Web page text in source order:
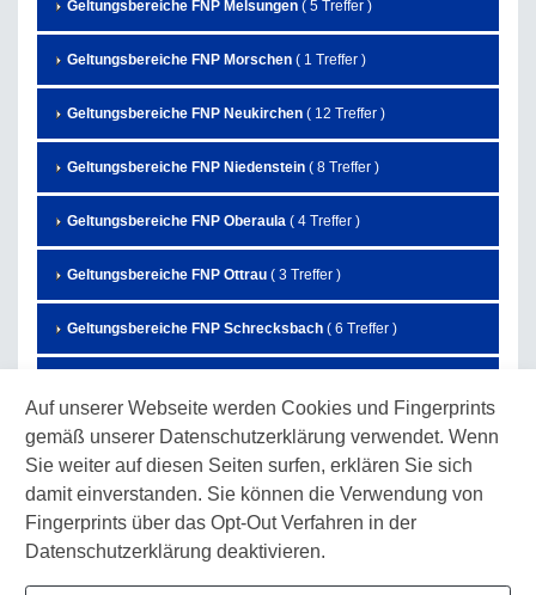
Auf unserer Webseite werden Cookies und Fingerprints
gemäß unserer Datenschutzerklärung verwendet. Wenn
Sie weiter auf diesen Seiten surfen, erklären Sie sich
damit einverstanden. Sie können die Verwendung von
Fingerprints über das Opt-Out Verfahren in der
Datenschutzerklärung deaktivieren.
Geltungsbereiche FNP Melsungen ( 5 Treffer )
Geltungsbereiche FNP Morschen ( 1 Treffer )
Geltungsbereiche FNP Neukirchen ( 12 Treffer )
Geltungsbereiche FNP Niedenstein ( 8 Treffer )
Geltungsbereiche FNP Oberaula ( 4 Treffer )
Geltungsbereiche FNP Ottrau ( 3 Treffer )
Geltungsbereiche FNP Schrecksbach ( 6 Treffer )
Geltungsbereiche FNP Schwarzenborn( 7 Treffer )
Geltungsbereiche FNP Spangenberg( 3 Treffer )
Geltungsbereiche FNP Wabern( 10 Treffer )